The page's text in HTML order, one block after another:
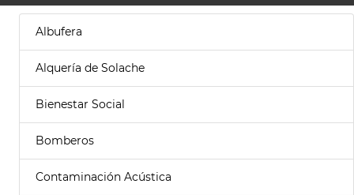
Albufera
Alquería de Solache
Bienestar Social
Bomberos
Contaminación Acústica